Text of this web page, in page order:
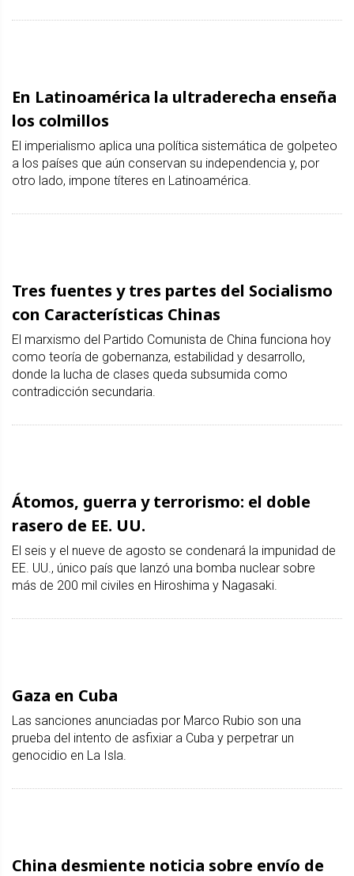
En Latinoamérica la ultraderecha enseña
los colmillos
El imperialismo aplica una política sistemática de golpeteo
a los países que aún conservan su independencia y, por
otro lado, impone títeres en Latinoamérica.
Tres fuentes y tres partes del Socialismo
con Características Chinas
El marxismo del Partido Comunista de China funciona hoy
como teoría de gobernanza, estabilidad y desarrollo,
donde la lucha de clases queda subsumida como
contradicción secundaria.
Átomos, guerra y terrorismo: el doble
rasero de EE. UU.
El seis y el nueve de agosto se condenará la impunidad de
EE. UU., único país que lanzó una bomba nuclear sobre
más de 200 mil civiles en Hiroshima y Nagasaki.
Gaza en Cuba
Las sanciones anunciadas por Marco Rubio son una
prueba del intento de asfixiar a Cuba y perpetrar un
genocidio en La Isla.
China desmiente noticia sobre envío de